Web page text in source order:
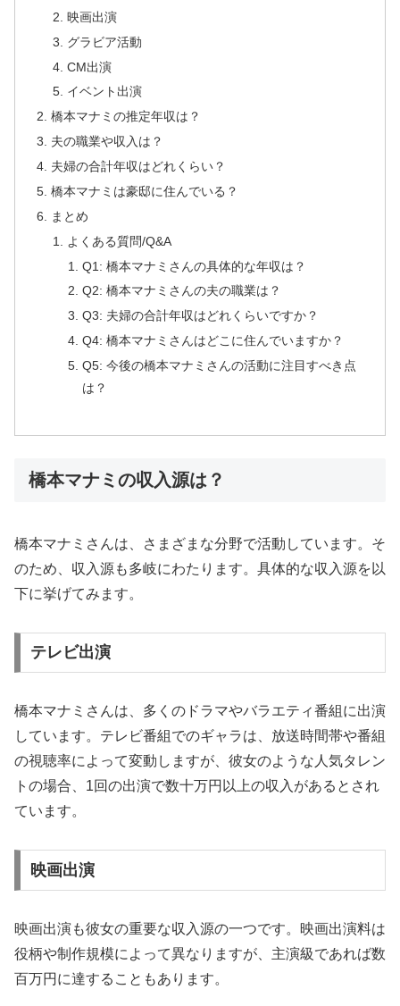
映画出演
グラビア活動
CM出演
イベント出演
橋本マナミの推定年収は？
夫の職業や収入は？
夫婦の合計年収はどれくらい？
橋本マナミは豪邸に住んでいる？
まとめ
よくある質問/Q&A
Q1: 橋本マナミさんの具体的な年収は？
Q2: 橋本マナミさんの夫の職業は？
Q3: 夫婦の合計年収はどれくらいですか？
Q4: 橋本マナミさんはどこに住んでいますか？
Q5: 今後の橋本マナミさんの活動に注目すべき点
は？
橋本マナミの収入源は？
橋本マナミさんは、さまざまな分野で活動しています。そ
のため、収入源も多岐にわたります。具体的な収入源を以
下に挙げてみます。
テレビ出演
橋本マナミさんは、多くのドラマやバラエティ番組に出演
しています。テレビ番組でのギャラは、放送時間帯や番組
の視聴率によって変動しますが、彼女のような人気タレン
トの場合、1回の出演で数十万円以上の収入があるとされ
ています。
映画出演
映画出演も彼女の重要な収入源の一つです。映画出演料は
役柄や制作規模によって異なりますが、主演級であれば数
百万円に達することもあります。